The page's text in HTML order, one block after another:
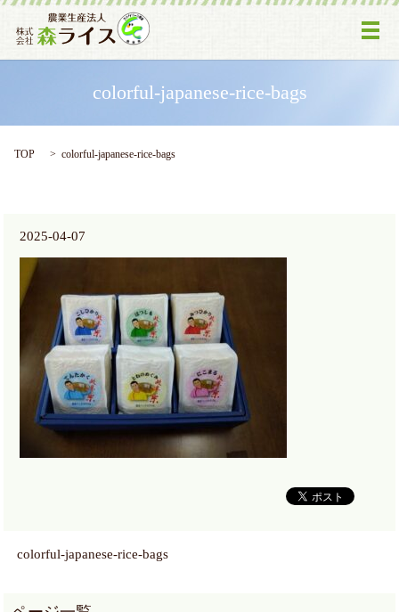
メ
colorful-japanese-rice-bags
TOP colorful-japanese-rice-bags
2025-04-07
colorful-japanese-rice-bags